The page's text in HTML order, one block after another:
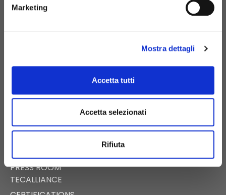
Marketing
Mostra dettagli
Accetta tutti
Accetta selezionati
Rifiuta
S.S. APPIA KM 192,500 – 81052
PIGNATARO MAGGIORE (CE) – ITALY
E-COMMERCE
DIGITAL CATALOG
NEWS
PRESS ROOM
TECALLIANCE